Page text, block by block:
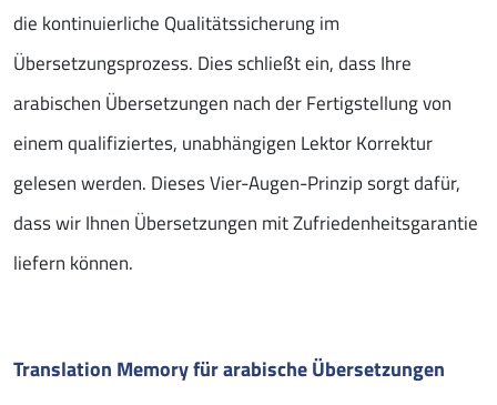
die kontinuierliche Qualitätssicherung im
Übersetzungsprozess. Dies schließt ein, dass Ihre
arabischen Übersetzungen nach der Fertigstellung von
einem qualifiziertes, unabhängigen Lektor Korrektur
gelesen werden. Dieses Vier-Augen-Prinzip sorgt dafür,
dass wir Ihnen Übersetzungen mit Zufriedenheitsgarantie
liefern können.
Translation Memory für arabische Übersetzungen